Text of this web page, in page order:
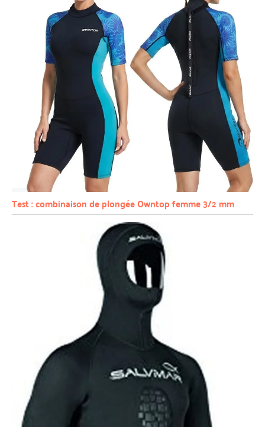
Test : combinaison de plongée Owntop femme 3/2 mm